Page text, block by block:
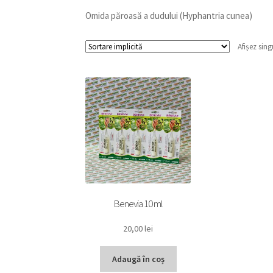
Omida păroasă a dudului (Hyphantria cunea)
Afișez
Benevia 10 ml
20,00lei
Adaugă în coș